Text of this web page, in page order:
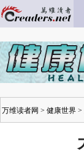
万维读者网 > 健康世界 >